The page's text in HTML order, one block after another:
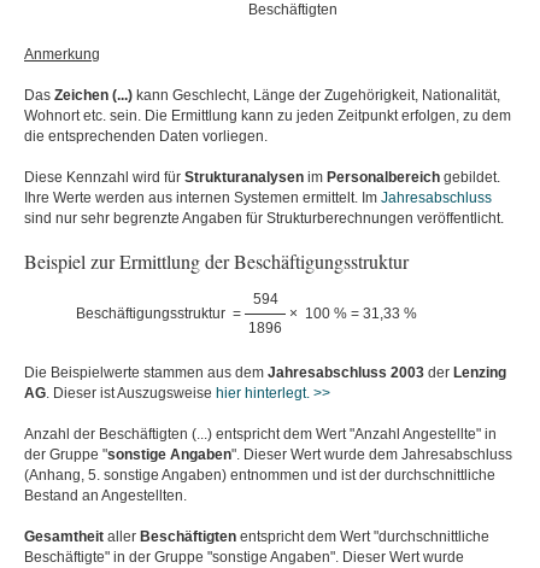
Beschäftigten
Anmerkung
Das Zeichen (...) kann Geschlecht, Länge der Zugehörigkeit, Nationalität,
Wohnort etc. sein. Die Ermittlung kann zu jeden Zeitpunkt erfolgen, zu dem
die entsprechenden Daten vorliegen.
Diese Kennzahl wird für Strukturanalysen im Personalbereich gebildet.
Ihre Werte werden aus internen Systemen ermittelt. Im Jahresabschluss
sind nur sehr begrenzte Angaben für Strukturberechnungen veröffentlicht.
Beispiel zur Ermittlung der Beschäftigungsstruktur
Beschäftigungsstruktur =
594
× 100 % = 31,33 %
1896
Die Beispielwerte stammen aus dem Jahresabschluss 2003 der Lenzing
AG. Dieser ist Auszugsweise hier hinterlegt. >>
Anzahl der Beschäftigten (...) entspricht dem Wert "Anzahl Angestellte" in
der Gruppe "sonstige Angaben". Dieser Wert wurde dem Jahresabschluss
(Anhang, 5. sonstige Angaben) entnommen und ist der durchschnittliche
Bestand an Angestellten.
Gesamtheit aller Beschäftigten entspricht dem Wert "durchschnittliche
Beschäftigte" in der Gruppe "sonstige Angaben". Dieser Wert wurde